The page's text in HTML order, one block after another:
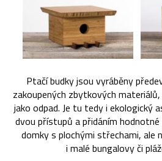
Ptačí budky jsou vyráběny
zakoupených zbytkových
jako odpad. Je tu tedy i ekologický
dvou přístupů a přidáním hodnotné
domky s plochými střechami, ale
i malé bungalovy či